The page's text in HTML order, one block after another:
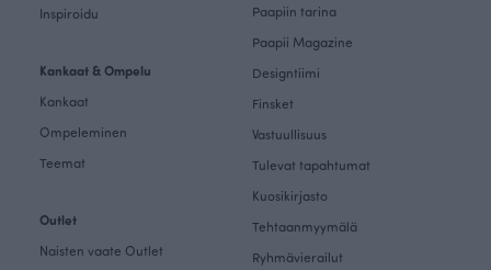
Inspiroidu
Kankaat & Ompelu
Kankaat
Ompeleminen
Teemat
Outlet
Naisten vaate Outlet
Paapiin tarina
Paapii Magazine
Designtiimi
Finsket
Vastuullisuus
Tulevat tapahtumat
Kuosikirjasto
Tehtaanmyymälä
Ryhmävierailut